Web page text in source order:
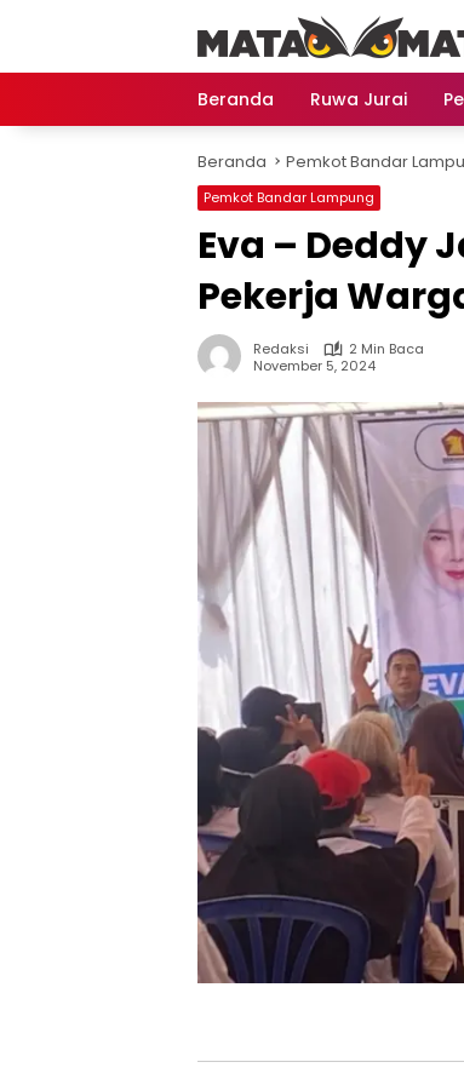
Beranda Ruwa Jurai
Beranda Pemkot Bandar
Pemkot Bandar Lampung
Eva – Deddy
Pekerja
Redaksi
2 Min Baca
November 5, 2024